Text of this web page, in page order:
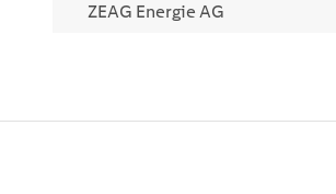
ZEAG Energie AG